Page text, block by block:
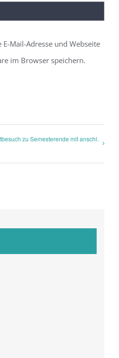
Mail-Adresse und Webseite
im Browser speichern.
zu Semesterende mit anschl.